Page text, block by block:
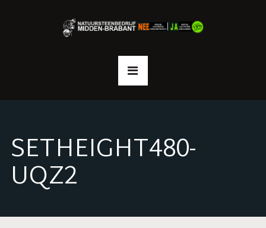
SETHEIGHT480-
UQZ2